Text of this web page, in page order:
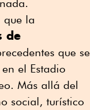
que la
de
que se
el Estadio
Más allá del
social, turístico